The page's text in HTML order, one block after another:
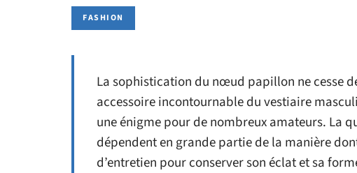
FASHION
La sophistication du nœud papillon ne cesse
accessoire incontournable du vestiaire
une énigme pour de nombreux amateurs. La
dépendent en grande partie de la manière
d’entretien pour conserver son éclat et sa